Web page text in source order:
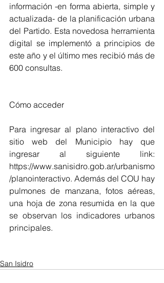
información -en forma abierta, simple y
actualizada- de la planificación urbana
del Partido. Esta novedosa herramienta
digital se implementó a principios de
este año y el último mes recibió más de
600 consultas.
Cómo acceder
Para ingresar al plano interactivo del
sitio web del Municipio hay que
ingresar al siguiente link:
https://www.sanisidro.gob.ar/urbanismo
/planointeractivo. Además del COU hay
pulmones de manzana, fotos aéreas,
una hoja de zona resumida en la que
se observan los indicadores urbanos
principales.
San Isidro